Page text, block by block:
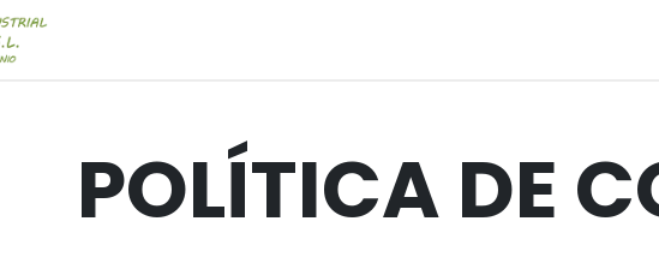
POLÍTICA DE